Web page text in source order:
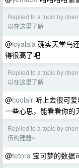
Replied to a topic by
以在这里了解
@icyalala 确实天堂鸟
得很高了吧
Replied to a topic by
以在这里了解
@coolair 听上去很可
一些心思，能看看你的
Replied to a topic by
伍构建器~
@tetora 宝可梦的数据